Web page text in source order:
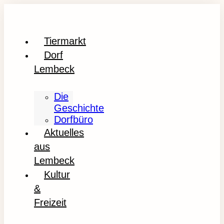
Tiermarkt
Dorf
Lembeck
Die
Geschichte
Dorfbüro
Aktuelles
aus
Lembeck
Kultur
&
Freizeit